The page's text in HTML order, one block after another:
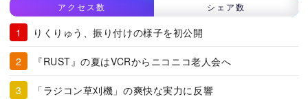
アクセス数 シェア数
りくりゅう、振り付けの様子を初公開
『RUST』の夏はVCRからニコニコ老人会へ
「ラジコン草刈機」の爽快な実力に反響